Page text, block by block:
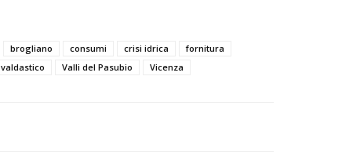
brogliano consumi crisi idrica
fornitura
valdastico Valli del Pasubio Vicenza